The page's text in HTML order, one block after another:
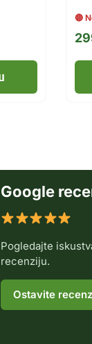
Google
Pogledajte
recenziju.
Ostavite